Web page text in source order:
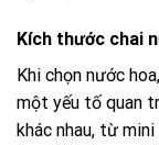
Kích thước chai
Khi chọn nước
một yếu tố quan
khác nhau, từ